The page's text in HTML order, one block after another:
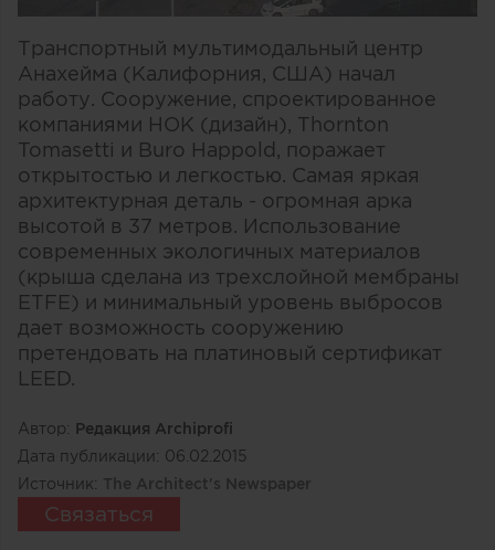
Транспортный мультимодальный центр
Анахейма (Калифорния, США) начал
работу. Сооружение, спроектированное
компаниями HOK (дизайн), Thornton
Tomasetti и Buro Happold, поражает
открытостью и легкостью. Самая яркая
архитектурная деталь - огромная арка
высотой в 37 метров. Использование
современных экологичных материалов
(крыша сделана из трехслойной мембраны
ETFE) и минимальный уровень выбросов
дает возможность сооружению
претендовать на платиновый сертификат
LEED.
Автор: Редакция Archiprofi
Дата публикации: 06.02.2015
Источник: The Architect's Newspaper
Связаться